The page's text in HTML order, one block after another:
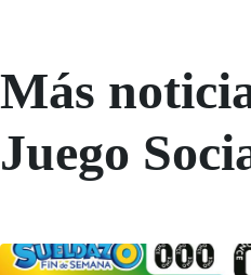
Más
Juego